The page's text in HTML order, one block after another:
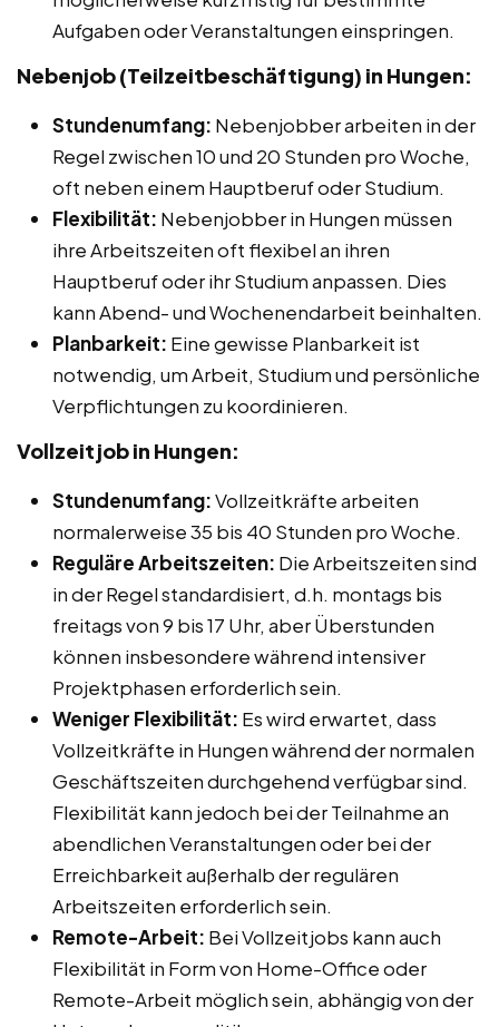
Aufgaben oder Veranstaltungen einspringen.
Nebenjob (Teilzeitbeschäftigung) in Hungen:
Stundenumfang: Nebenjobber arbeiten in der
Regel zwischen 10 und 20 Stunden pro Woche,
oft neben einem Hauptberuf oder Studium.
Flexibilität: Nebenjobber in Hungen müssen
ihre Arbeitszeiten oft flexibel an ihren
Hauptberuf oder ihr Studium anpassen. Dies
kann Abend- und Wochenendarbeit beinhalten.
Planbarkeit: Eine gewisse Planbarkeit ist
notwendig, um Arbeit, Studium und persönliche
Verpflichtungen zu koordinieren.
Vollzeitjob in Hungen:
Stundenumfang:Vollzeitkräfte arbeiten
normalerweise 35 bis 40 Stunden pro Woche.
Reguläre Arbeitszeiten: Die Arbeitszeiten sind
in der Regel standardisiert, d.h. montags bis
freitags von 9 bis 17 Uhr, aber Überstunden
können insbesondere während intensiver
Projektphasen erforderlich sein.
Weniger Flexibilität: Es wird erwartet, dass
Vollzeitkräfte in Hungen während der normalen
Geschäftszeiten durchgehend verfügbar sind.
Flexibilität kann jedoch bei der Teilnahme an
abendlichen Veranstaltungen oder bei der
Erreichbarkeit außerhalb der regulären
Arbeitszeiten erforderlich sein.
Remote-Arbeit: Bei Vollzeitjobs kann auch
Flexibilität in Form von Home-Office oder
Remote-Arbeit möglich sein, abhängig von der